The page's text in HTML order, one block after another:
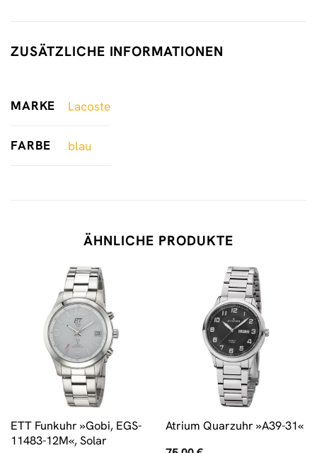
ZUSÄTZLICHE INFORMATIONEN
MARKE Lacoste
FARBE blau
ÄHNLICHE PRODUKTE
ETT Funkuhr »Gobi, EGS-
11483-12M«, Solar
Atrium Quarzuhr »A39-31«